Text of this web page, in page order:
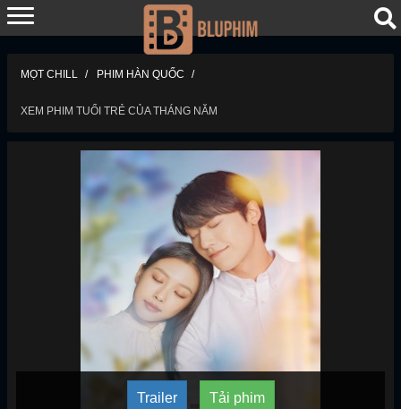
MỌT CHILL PHIM HÀN QUỐC
XEM PHIM TUỔI TRẺ CỦA THÁNG NĂM
Trailer Tải phim